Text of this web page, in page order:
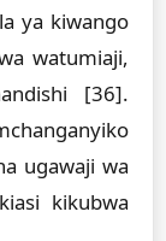
ya kiwango
watumiaji,
[36].
ugawaji wa
kikubwa